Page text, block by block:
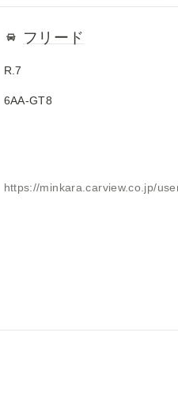
フリード
R.7
6AA-GT8
https://minkara.carview.co.jp/